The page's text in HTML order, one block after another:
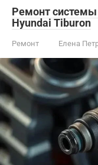
Ремонт системы
Hyundai Tiburon
Ремонт Елена